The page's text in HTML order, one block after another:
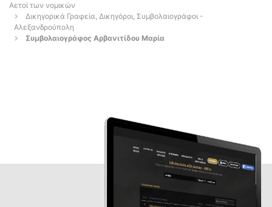
Αετοί των νομικών
Δικηγορικά Γραφεία, Δικηγόροι, Συμβολαιογράφοι -
Αλεξανδρούπολη
Συμβολαιογράφος Αρβανιτίδου Μαρία